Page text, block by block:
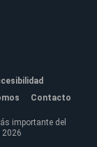
Contacto
importante del
2026